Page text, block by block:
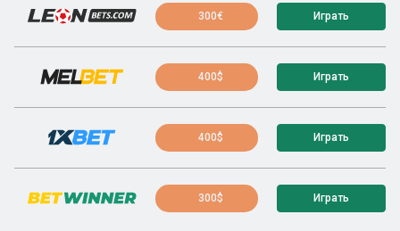
300€ Играть
400$ Играть
400$ Играть
300$ Играть